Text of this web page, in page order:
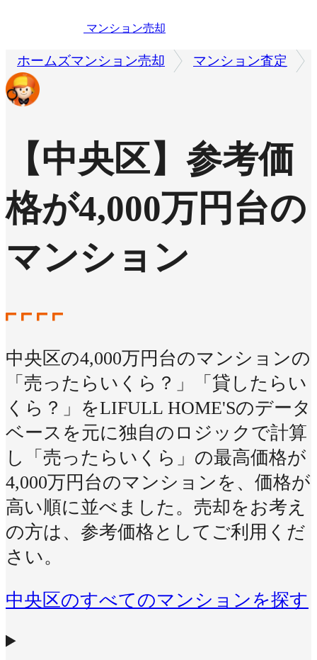
マンション売却
ホームズマンション売却 マンション査定
【中央区】参考価
格が4,000万円台の
マンション
中央区の4,000万円台のマンションの
「売ったらいくら？」「貸したらい
くら？」をLIFULL HOME'Sのデータ
ベースを元に独自のロジックで計算
し「売ったらいくら」の最高価格が
4,000万円台のマンションを、価格が
高い順に並べました。売却をお考え
の方は、参考価格としてご利用くだ
さい。
中央区のすべてのマンションを探す